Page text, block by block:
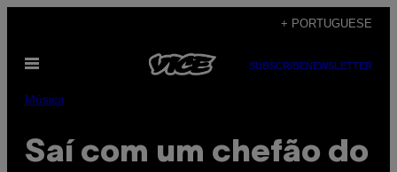
content
+ PORTUGUESE
Open
SUBSCRIBENEWSLETTER
Música
Saí com um chefão do